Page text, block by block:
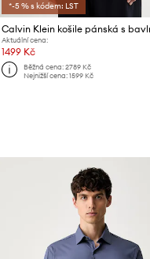
*-5 % s kódem: LST
Calvin Klein košile pánská s
Aktuální cena:
1499 Kč
Běžná cena: 2789 Kč
Nejnižší cena: 1599 Kč